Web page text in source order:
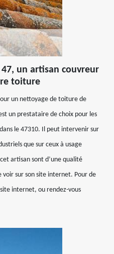
un artisan couvreur
toiture
un nettoyage de toiture de
un prestataire de choix pour les
le 47310. Il peut intervenir sur
que sur ceux à usage
artisan sont d’une qualité
voir sur son site internet. Pour de
internet, ou rendez-vous